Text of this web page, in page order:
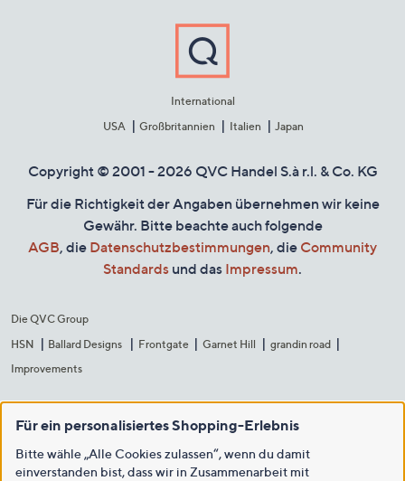
International
USA
Großbritannien Italien Japan
Copyright © 2001 - 2026 QVC Handel S.à r.l. & Co. KG
Für die Richtigkeit der Angaben übernehmen wir keine
Gewähr. Bitte beachte auch folgende
AGB, die Datenschutzbestimmungen, die Community
Standards und das Impressum.
Die QVC Group
HSN
Ballard Designs Frontgate Garnet Hill
grandin road
Improvements
Für ein personalisiertes Shopping-Erlebnis
Bitte wähle „Alle Cookies zulassen“, wenn du damit
einverstanden bist, dass wir in Zusammenarbeit mit